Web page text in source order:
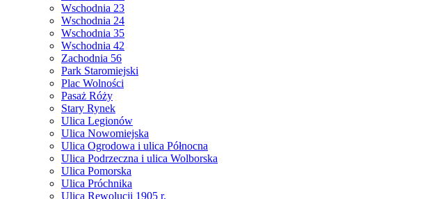
Wschodnia 23
Wschodnia 24
Wschodnia 35
Wschodnia 42
Zachodnia 56
Park Staromiejski
Plac Wolności
Pasaż Róży
Stary Rynek
Ulica Legionów
Ulica Nowomiejska
Ulica Ogrodowa i ulica Północna
Ulica Podrzeczna i ulica Wolborska
Ulica Pomorska
Ulica Próchnika
Ulica Rewolucji 1905 r.